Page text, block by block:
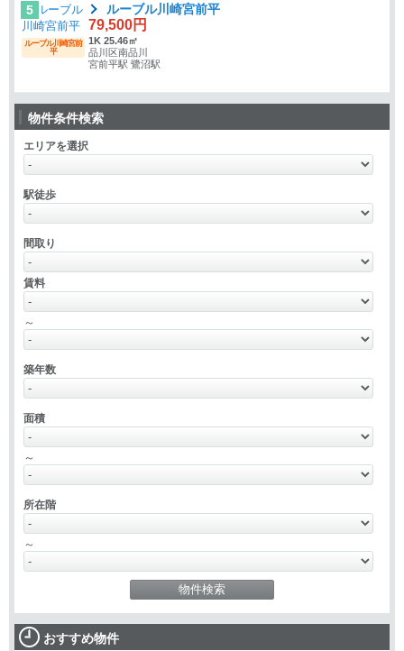
5
ルーブル川崎宮前
平
ルーブル川崎宮前平
79,500円
1K 25.46㎡
品川区南品川
宮前平駅 鷺沼駅
物件条件検索
エリアを選択
駅徒歩
間取り
賃料
～
築年数
面積
～
所在階
～
おすすめ物件